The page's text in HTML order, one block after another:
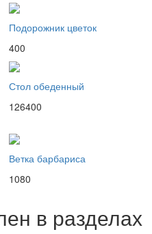
Подорожник цветок
400
Стол обеденный
126400
Ветка барбариса
1080
в разделах